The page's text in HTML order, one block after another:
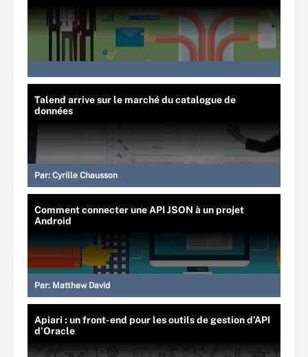
Talend arrive sur le marché du catalogue de
données
Par: Cyrille Chausson
Comment connecter une API JSON à un projet
Android
Par: Matthew David
Apiari : un front-end pour les outils de gestion d’API
d’Oracle